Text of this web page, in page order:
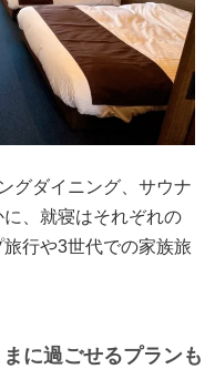
グダイニング、サウナ
、就寝はそれぞれの
行や3世代での家族旅
に過ごせるプランも